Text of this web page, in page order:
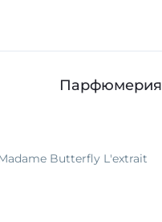
Парфюмерия
Butterfly L'extrait